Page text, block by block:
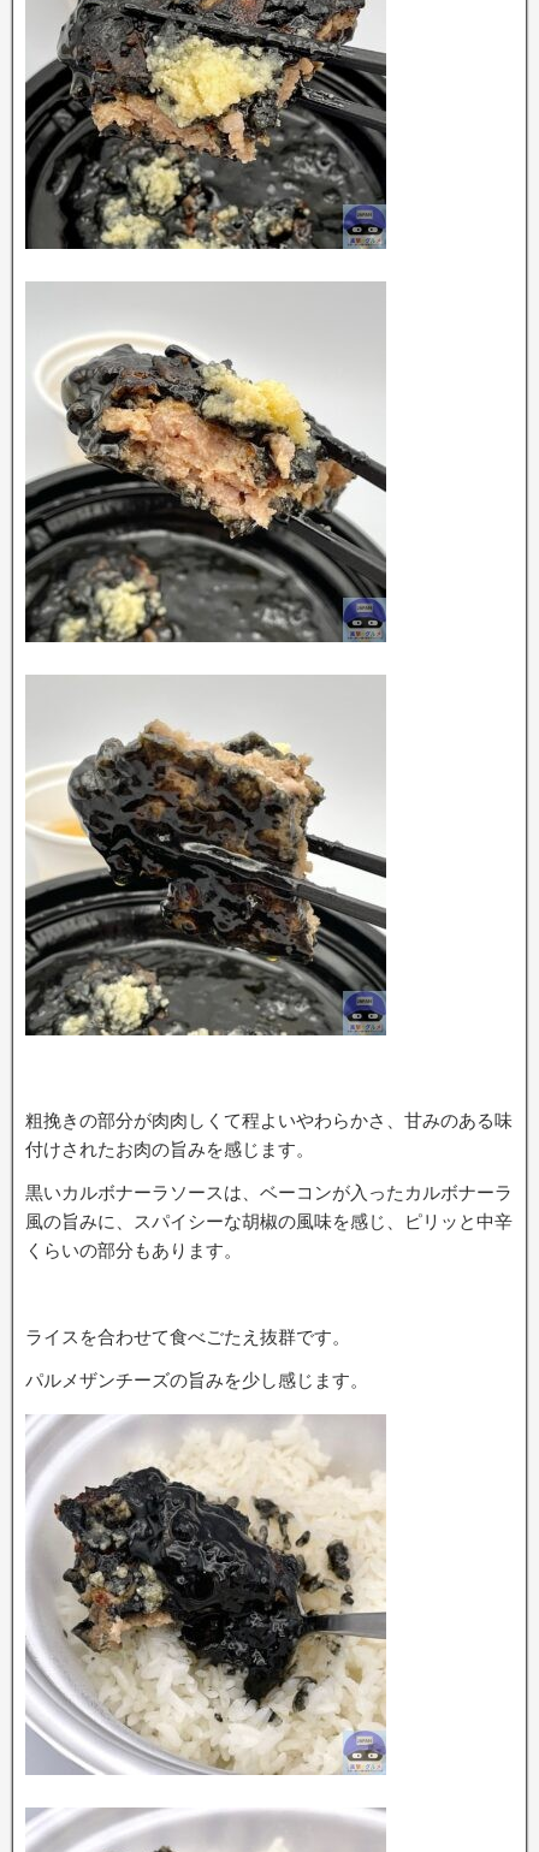
粗挽きの部分が肉肉しくて程よいやわらかさ、甘みのある味
付けされたお肉の旨みを感じます。
黒いカルボナーラソースは、ベーコンが入ったカルボナーラ
風の旨みに、スパイシーな胡椒の風味を感じ、ピリッと中辛
くらいの部分もあります。
ライスを合わせて食べごたえ抜群です。
パルメザンチーズの旨みを少し感じます。